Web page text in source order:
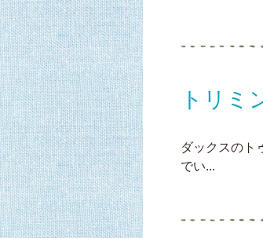
トリミ
ダックスのト
でい...